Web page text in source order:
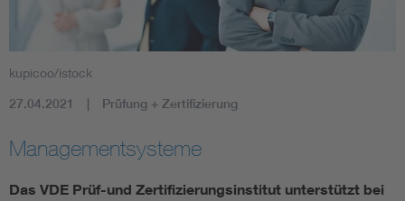
Mobility
kupicoo/istock
27.04.2021 Prüfung + Zertifizierung
Managementsysteme
Das VDE Prüf-und Zertifizierungsinstitut unterstützt bei